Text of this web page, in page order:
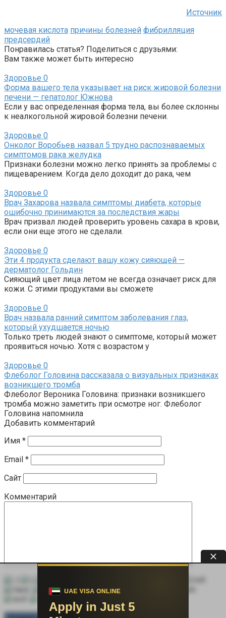
Источник
мочевая кислота причины болезней фибрилляция
предсердий
Понравилась статья? Поделиться с друзьями:
Вам также может быть интересно
Здоровье 0
Форма вашего тела указывает на риск жировой болезни
печени — гепатолог Южнова
Если у вас определенная форма тела, вы более склонны
к неалкогольной жировой болезни печени.
Здоровье 0
Онколог Воробьев назвал 5 трудно распознаваемых
симптомов рака желудка
Признаки болезни можно легко принять за проблемы с
пищеварением. Когда дело доходит до рака, чем
Здоровье 0
Врач Захарова назвала симптомы диабета, которые
ошибочно принимаются за последствия жары
Врач призвал людей проверить уровень сахара в крови,
если они еще этого не сделали.
Здоровье 0
Эти 4 продукта сделают вашу кожу сияющей —
дерматолог Гольдин
Сияющий цвет лица летом не всегда означает риск для
кожи. С этими продуктами вы сможете
Здоровье 0
Врач назвала ранний симптом заболевания глаз,
который ухудшается ночью
Только треть людей знают о симптоме, который может
проявиться ночью. Хотя с возрастом у
Здоровье 0
Флеболог Головина рассказала о визуальных признаках
возникшего тромба
Флеболог Вероника Головина: признаки возникшего
тромба можно заметить при осмотре ног. Флеболог
Головина напомнила
Добавить комментарий
Имя *
Email *
Сайт
Комментарий